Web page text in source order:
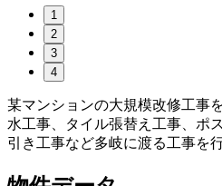
1
2
3
4
某マンションの大規模改修工事
水工事、タイル張替え工事、ポ
引き工事など多岐に渡る工事を